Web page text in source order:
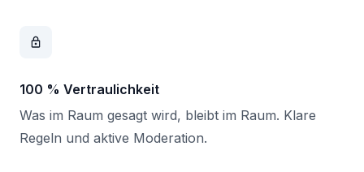
100 % Vertraulichkeit
Was im Raum gesagt wird, bleibt im Raum. Klare
Regeln und aktive Moderation.